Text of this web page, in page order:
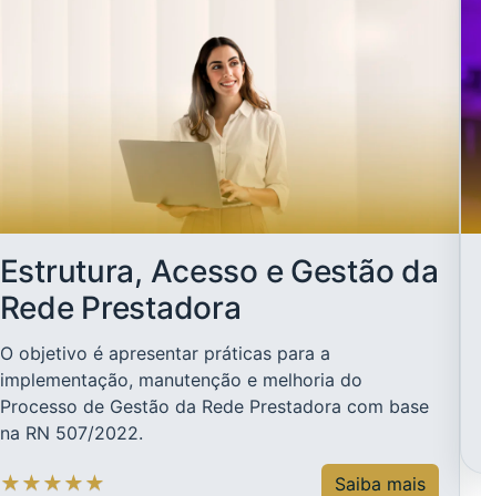
Estrutura, Acesso e Gestão da
Rede Prestadora
O objetivo é apresentar práticas para a
implementação, manutenção e melhoria do
Processo de Gestão da Rede Prestadora com base
na RN 507/2022.
★★★★★ Saiba mais